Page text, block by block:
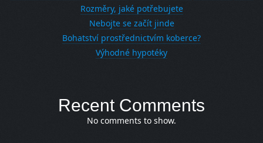
Rozměry, jaké potřebujete
Nebojte se začít jinde
Bohatství prostřednictvím koberce?
Výhodné hypotéky
Recent Comments
No comments to show.